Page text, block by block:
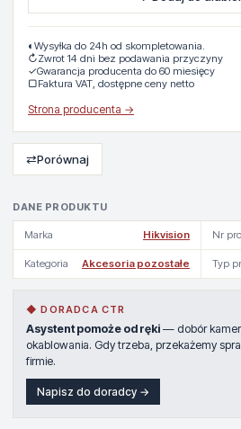
DANE PRODUKTU
Marka Hikvision Nr
Kategoria Akcesoria pozostałe Typ
◆ DORADCA CTR
Asystent pomoże od ręki — dobór
okablowania. Gdy trzeba, przekażemy
firmie.
Napisz do doradcy →
◐ Wysyłka do 24h od skompletowania.
↻Zwrot 14 dni bez podawania przyczyny
✓Gwarancja producenta do 60 miesięcy
▢Faktura VAT, dostępne ceny netto
Strona producenta →
⇄Porównaj